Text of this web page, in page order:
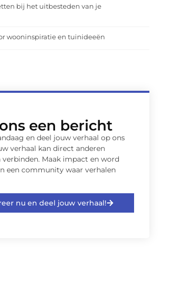
bij het uitbesteden van je
wooninspiratie en tuinideeën
een bericht
en deel jouw verhaal op ons
verhaal kan direct anderen
verbinden. Maak impact en word
een community waar verhalen
nu en deel jouw verhaal!